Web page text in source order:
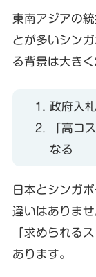
東南アジアの
とが多いシン
る背景は大きく
政府入
「高コ
なる
日本とシンガ
違いはありま
「求められる
あります。